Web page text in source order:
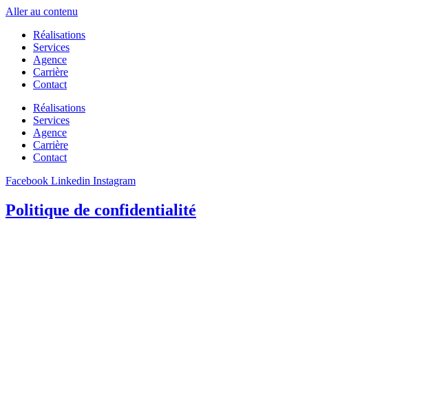
Aller au contenu
Réalisations
Services
Agence
Carrière
Contact
Réalisations
Services
Agence
Carrière
Contact
Facebook Linkedin Instagram
Politique de confidentialité